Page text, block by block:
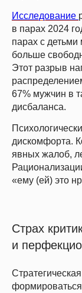
Исследование
в парах 2024
парах с
больше
Этот разрыв
67% мужчин в
дисбаланса.
дискомфорта.
явных жалоб,
«ему (ей) это
Страх
и
формироваться